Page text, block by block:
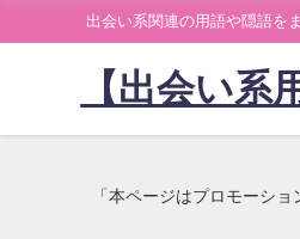
出会い系関連の用語や隠語を
【出会い
「本ページはプロモーショ